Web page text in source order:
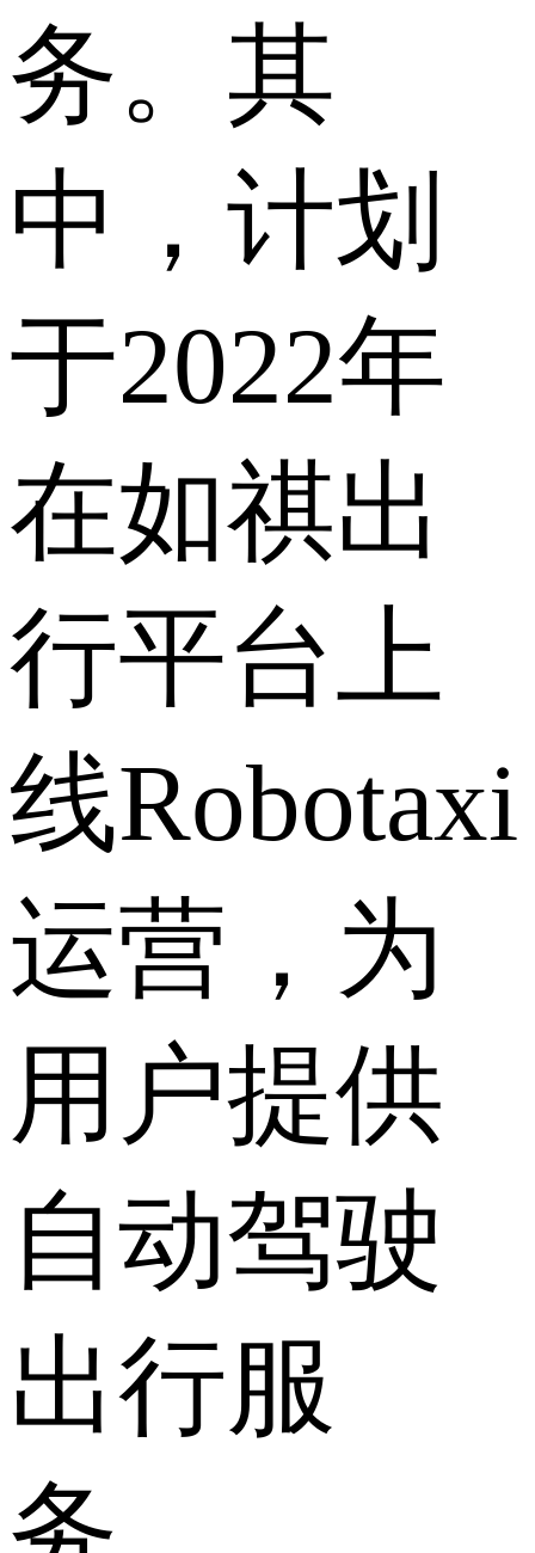
务。其
中，计划
于2022年
在如祺出
行平台上
线Robotaxi
运营，为
用户提供
自动驾驶
出行服